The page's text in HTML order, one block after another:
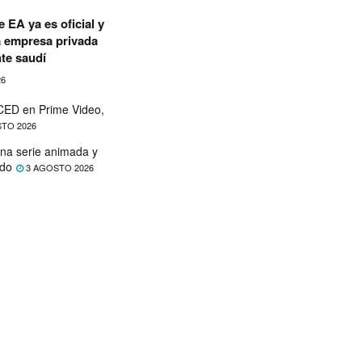
EA ya es oficial y
privada
saudí
en Prime Video,
2026
serie animada y
3 AGOSTO 2026